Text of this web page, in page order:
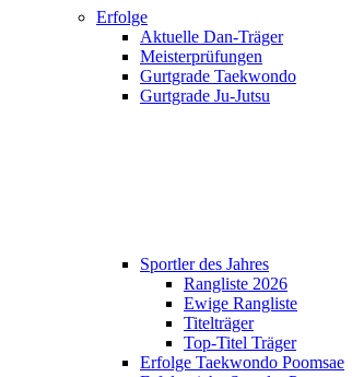
Erfolge
Aktuelle Dan-Träger
Meisterprüfungen
Gurtgrade Taekwondo
Gurtgrade Ju-Jutsu
Sportler des Jahres
Rangliste 2026
Ewige Rangliste
Titelträger
Top-Titel Träger
Erfolge Taekwondo Poomsae